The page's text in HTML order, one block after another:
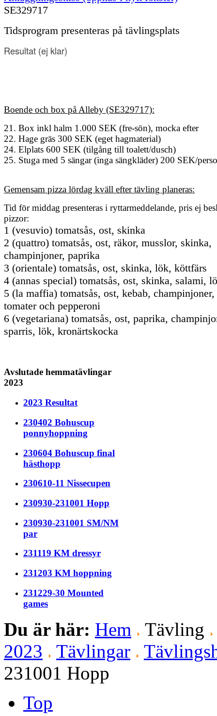
SE329717
Tidsprogram presenteras på tävlingsplats
Resultat (ej klar)
Boende och box på Alleby (SE329717):
21. Box inkl halm 1.000 SEK (fre-sön), mocka efter
22. Hage gräs 300 SEK (eget hagmaterial)
24. Elplats 600 SEK (tilgång till toalett/dusch)
25. Stuga med 5 sängar (inga sängkläder) 200 SEK/
Gemensam pizza lördag kväll efter tävling planeras:
Tid för middag presenteras i ryttarmeddelande, pris ej
pizzor:
1 (vesuvio) tomatsås, ost, skinka
2 (quattro) tomatsås, ost, räkor, musslor, skinka,
champinjoner, paprika
3 (orientale) tomatsås, ost, skinka, lök, köttfärs
4 (annas special) tomatsås, ost, skinka, salami,
5 (la maffia) tomatsås, ost, kebab,
tomater och pepperoni
6 (vegetariana) tomatsås, ost, paprika,
sparris, lök, kronärtskocka
Avslutade hemmatävlingar
2023
2023 Resultat
230402 Bohuscup
ponnyhoppning
230604 Bohuscup final
hästhopp
230610-11 Nissecupen
230930-231001 Hopp
230930-231001 SM/NM
par
231119 KM dressyr
231203 KM hoppning
231229-30 Mounted
games
Du är här: Hem Tävling
2023
Tävlingar
231001 Hopp
Top